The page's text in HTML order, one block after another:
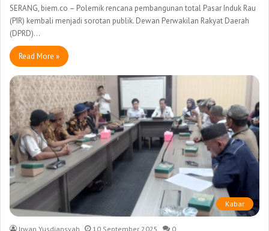
SERANG, biem.co – Polemik rencana pembangunan total Pasar Induk Rau
(PIR) kembali menjadi sorotan publik. Dewan Perwakilan Rakyat Daerah
(DPRD)…
Read More »
Kabar
Irwan Yusdiansyah 10 September 2025 0